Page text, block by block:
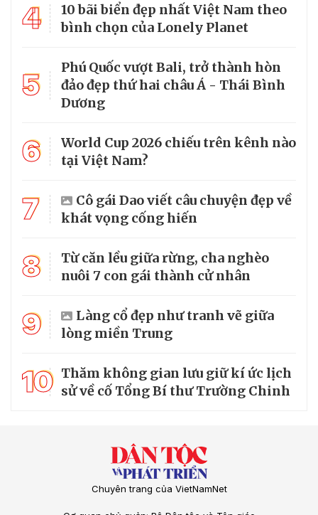
4
10 bãi biển đẹp nhất Việt Nam theo
bình chọn của Lonely Planet
5
Phú Quốc vượt Bali, trở thành hòn
đảo đẹp thứ hai châu Á - Thái Bình
Dương
6
World Cup 2026 chiếu trên kênh nào
tại Việt Nam?
7
Cô gái Dao viết câu chuyện đẹp về
khát vọng cống hiến
8
Từ căn lều giữa rừng, cha nghèo
nuôi 7 con gái thành cử nhân
9
Làng cổ đẹp như tranh vẽ giữa
lòng miền Trung
10 Thăm không gian lưu giữ kí ức lịch
sử về cố Tổng Bí thư Trường Chinh
Chuyên trang của VietNamNet